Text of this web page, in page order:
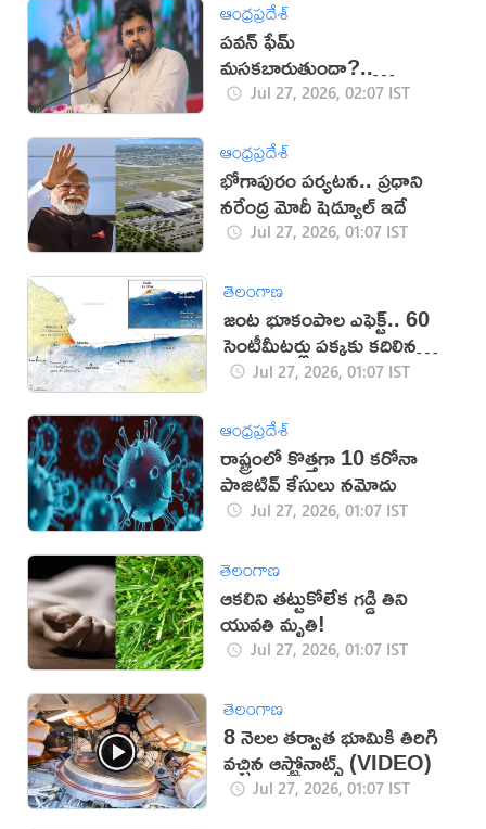
ఆంధ్రప్రదేశ్
పవన్ ఫేమ్
మసకబారుతుందా?..
కారణాలివేనా?
Jul 27, 2026, 02:07 IST
ఆంధ్రప్రదేశ్
భోగాపురం పర్యటన.. ప్రధాని
నరేంద్ర మోదీ షెడ్యూల్ ఇదే
Jul 27, 2026, 01:07 IST
తెలంగాణ
జంట భూకంపాల ఎఫెక్ట్.. 60
సెంటీమీటర్లు పక్కకు కదిలిన
వెనిజులా
Jul 27, 2026, 01:07 IST
ఆంధ్రప్రదేశ్
రాష్ట్రంలో కొత్తగా 10 కరోనా
పాజిటివ్ కేసులు నమోదు
Jul 27, 2026, 01:07 IST
తెలంగాణ
ఆకలిని తట్టుకోలేక గడ్డి తిని
యువతి మృతి!
Jul 27, 2026, 01:07 IST
తెలంగాణ
8 నెలల తర్వాత భూమికి తిరిగి
వచ్చిన ఆస్ట్రోనాట్స్ (VIDEO)
Jul 27, 2026, 01:07 IST